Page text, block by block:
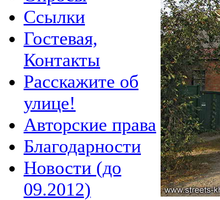
Ссылки
Гостевая,
Контакты
Расскажите об
улице!
Авторские права
Благодарности
Новости (до
09.2012)